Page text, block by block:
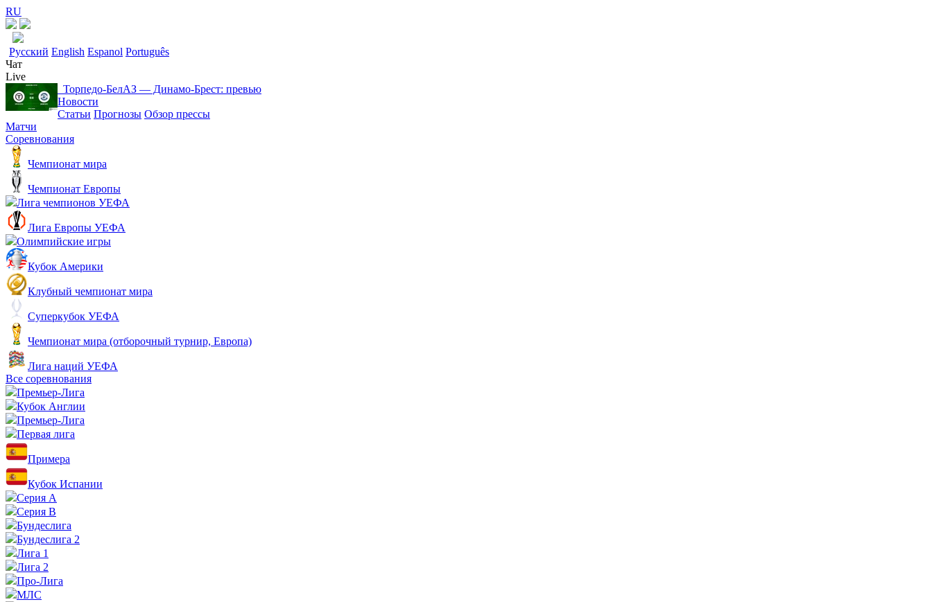
RU
Русский English Espanol Português
Чат
Live
Торпедо-БелАЗ ― Динамо-Брест: превью
Новости
Статьи Прогнозы Обзор прессы
Матчи
Соревнования
Чемпионат мира
Чемпионат Европы
Лига чемпионов УЕФА
Лига Европы УЕФА
Олимпийские игры
Кубок Америки
Клубный чемпионат мира
Суперкубок УЕФА
Чемпионат мира (отборочный турнир, Европа)
Лига наций УЕФА
Все соревнования
Премьер-Лига
Кубок Англии
Премьер-Лига
Первая лига
Примера
Кубок Испании
Серия А
Серия B
Бундеслига
Бундеслига 2
Лига 1
Лига 2
Про-Лига
МЛС